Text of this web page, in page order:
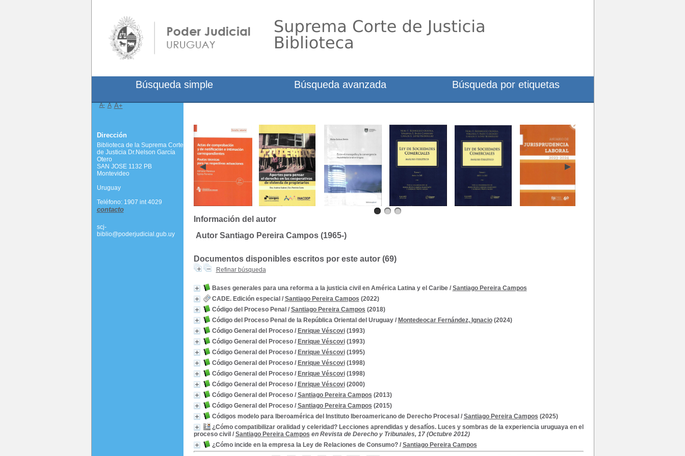
Información del autor
Autor Santiago Pereira Campos (1965-)
Documentos disponibles escritos por este autor (69)
Refinar búsqueda
Bases generales para una reforma a la justicia civil en América Latina y el Caribe/ Santiago Pereira Campos
CADE. Edición especial / Santiago Pereira Campos (2022)
Código del Proceso Penal / Santiago Pereira Campos (2018)
Código del Proceso Penal de la República Oriental del Uruguay/ Montedeocar Fernández, Ignacio(2024)
Código General del Proceso/ Enrique Véscovi(1993)
Código General del Proceso/ Enrique Véscovi(1993)
Código General del Proceso/ Enrique Véscovi(1995)
Código General del Proceso/ Enrique Véscovi(1998)
Código General del Proceso/ Enrique Véscovi(1998)
Código General del Proceso/ Enrique Véscovi(2000)
Código General del Proceso/ Santiago Pereira Campos (2013)
Código General del Proceso/ Santiago Pereira Campos (2015)
Códigos modelo para Iberoamérica del Instituto Iberoamericano de Derecho Procesal / Santiago Pereira Campos (2025)
¿Cómo compatibilizar oralidad y celeridad? Lecciones aprendidas y desafíos. Luces y sombras de la experiencia uruguaya en el
proceso civil / Santiago Pereira Campos en Revista de Derecho y Tribunales, 17 (Octubre 2012)
¿Cómo incide en la empresa la Ley de Relaciones de Consumo?/ Santiago Pereira Campos
Búsqueda simple Búsqueda avanzada Búsqueda por etiquetas
A- A A+
Dirección
Biblioteca de la Suprema Corte
de Justicia Dr.Nelson García
Otero
SAN JOSE 1132 PB
Montevideo
Uruguay
Teléfono: 1907 int 4029
contacto
scj-
biblio@poderjudicial.gub.uy